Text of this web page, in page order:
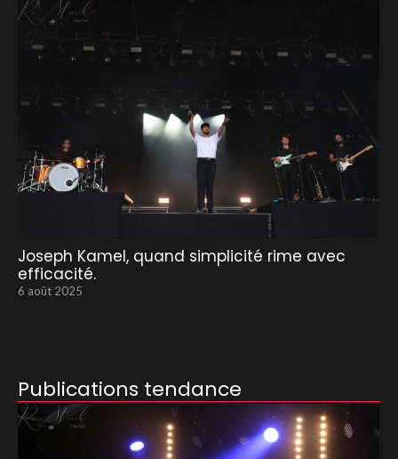
Joseph Kamel, quand simplicité rime avec
efficacité.
6 août 2025
Publications tendance